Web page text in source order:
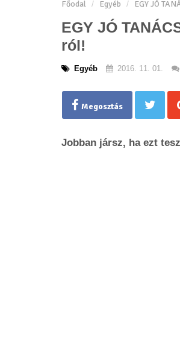
Főodal Egyéb EGY JÓ
EGY JÓ
ról!
Egyéb 2016. 11. 01.
Megosztás
Jobban jársz, ha ezt